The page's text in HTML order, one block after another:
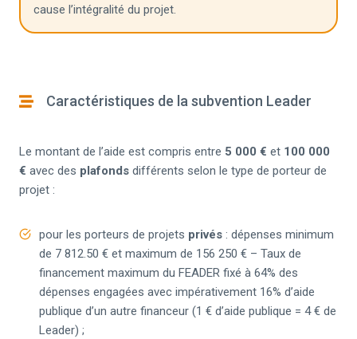
cause l’intégralité du projet.
Caractéristiques de la subvention Leader
Le montant de l’aide est compris entre 5 000 € et 100 000
€ avec des plafonds différents selon le type de porteur de
projet :
pour les porteurs de projets privés : dépenses minimum
de 7 812.50 € et maximum de 156 250 € – Taux de
financement maximum du FEADER fixé à 64% des
dépenses engagées avec impérativement 16% d’aide
publique d’un autre financeur (1 € d’aide publique = 4 € de
Leader) ;